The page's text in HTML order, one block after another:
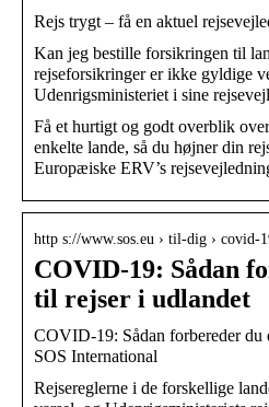
Rejs trygt – få en aktuel
Kan jeg bestille forsikringen til
rejseforsikringer er ikke gyldige
Udenrigsministeriet i sine
Få et hurtigt og godt overblik
enkelte lande, så du højner din
Europæiske ERV’s
http s://www.sos.eu › til-dig › covid-
COVID-19: Sådan
til rejser i udlandet
COVID-19: Sådan forbereder du
SOS International
Rejsereglerne i de forskellige